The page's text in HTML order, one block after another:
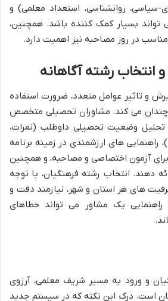
سیاسی، روانشناسی، استعداد معلمی) و
تواند بسیار کمک کننده باشد. همچنین،
در روز مصاحبه نیز اهمیت دارد.
انتخاب رشته آگاهانه
و تاثیر عوامل متعدد، ضرورت استفاده
می کند. مشاوران تحصیلی متخصص
تحلیل وضعیت تحصیلی داوطلب (نمرات،
راهنمایی های ارزشمندی در زمینه برنامه
آزمون اختصاصی و مصاحبه، و همچنین
دهند. انتخاب رشته فرهنگیان، با توجه
های هر استان و شهر، نیازمند دقت و
یک مشاور می تواند خطاهای
و ورود به مسیر شریف معلمی، آرزوی
است. درک این نکته که در سیستم جدید